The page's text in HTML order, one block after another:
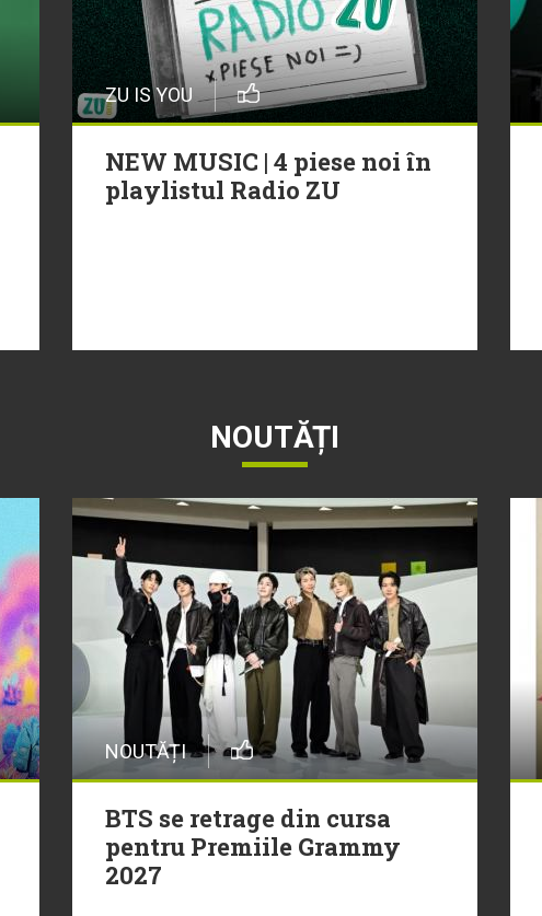
ZU IS YOU
NEW MUSIC | 4 piese noi în
playlistul Radio ZU
NOUTĂȚI
NOUTĂȚI
BTS se retrage din cursa
pentru Premiile Grammy
2027